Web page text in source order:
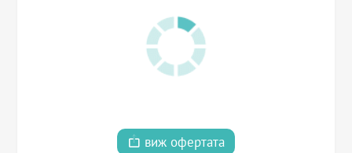
виж офертата